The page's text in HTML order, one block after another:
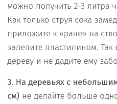
можно получить 2-3 литра
Как только струя сока
приложите к «ране» на
залепите пластилином.
дереву и не дадите ему
3. На деревьях с
см) не делайте больше